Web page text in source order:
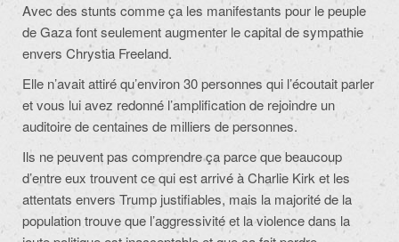
Avec des stunts comme ça les manifestants pour le peuple
de Gaza font seulement augmenter le capital de sympathie
envers Chrystia Freeland.
Elle n’avait attiré qu’environ 30 personnes qui l’écoutait parler
et vous lui avez redonné l’amplification de rejoindre un
auditoire de centaines de milliers de personnes.
Ils ne peuvent pas comprendre ça parce que beaucoup
d’entre eux trouvent ce qui est arrivé à Charlie Kirk et les
attentats envers Trump justifiables, mais la majorité de la
population trouve que l’aggressivité et la violence dans la